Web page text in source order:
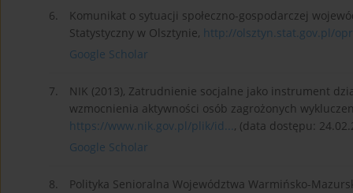
6.
Komunikat o sytuacji społeczno-gospodarczej
Statystyczny w Olsztynie, http://olsztyn.stat.gov.pl/
Google Scholar
7.
NIK (2013), Zatrudnienie socjalne jako instrument
wzmocnienia aktywności osób zagrożonych
https://www.nik.gov.pl/plik/id..., (data dostępu:
Google Scholar
8.
Polityka Senioralna Województwa Warmińsko-